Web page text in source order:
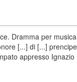
Dramma per
[...] di [...]
appresso